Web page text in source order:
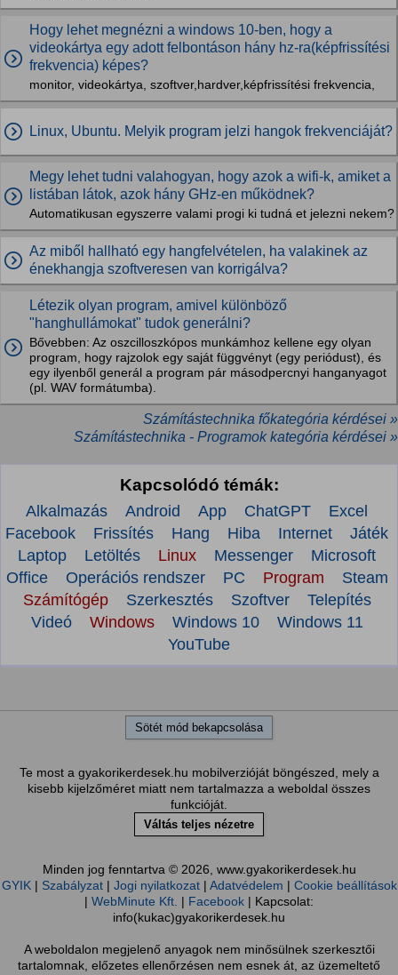
Hogy lehet megnézni a windows 10-ben, hogy a
videokártya egy adott felbontáson hány hz-ra(képfrissítési
frekvencia) képes?
monitor, videokártya, szoftver,hardver,képfrissítési frekvencia,
Linux, Ubuntu. Melyik program jelzi hangok frekvenciáját?
Megy lehet tudni valahogyan, hogy azok a wifi-k, amiket a
listában látok, azok hány GHz-en működnek?
Automatikusan egyszerre valami progi ki tudná et jelezni nekem?
Az miből hallható egy hangfelvételen, ha valakinek az
énekhangja szoftveresen van korrigálva?
Létezik olyan program, amivel különböző
"hanghullámokat" tudok generálni?
Bővebben: Az oszcilloszkópos munkámhoz kellene egy olyan
program, hogy rajzolok egy saját függvényt (egy periódust), és
egy ilyenből generál a program pár másodpercnyi hanganyagot
(pl. WAV formátumba).
Számítástechnika főkategória kérdései »
Számítástechnika - Programok kategória kérdései »
Kapcsolódó témák:
Alkalmazás Android App ChatGPT
Excel
Facebook
Frissítés Hang Hiba Internet
Játék
Laptop
Letöltés Linux Messenger
Microsoft
Office
Operációs rendszer PC Program
Steam
Számítógép
Szerkesztés Szoftver
Telepítés
Videó
Windows Windows 10
Windows 11
YouTube
Sötét mód bekapcsolása
Te most a gyakorikerdesek.hu mobilverzióját böngészed, mely a
kisebb kijelzőméret miatt nem tartalmazza a weboldal összes
funkcióját.
Váltás teljes nézetre
Minden jog fenntartva © 2026, www.gyakorikerdesek.hu
GYIK| Szabályzat| Jogi nyilatkozat| Adatvédelem | Cookie beállítások
| WebMinute Kft. | Facebook | Kapcsolat:
info(kukac)gyakorikerdesek.hu
A weboldalon megjelenő anyagok nem minősülnek szerkesztői
tartalomnak, előzetes ellenőrzésen nem esnek át, az üzemeltető